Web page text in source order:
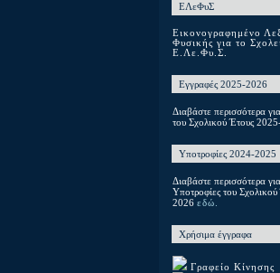
ΕΛεΦυΣ
Εικονογραφημένο
Φυσικής για το
Ε.Λε.Φυ.Σ.
Εγγραφές 2025-2026
Διαβάστε περισσότερα
του Σχολικού Έτους
Υποτροφίες 2024-2025
Διαβάστε περισσότερα για
Υποτροφίες του
2026 εδώ.
Χρήσιμα έγγραφα
Γραφείο Κίνησης